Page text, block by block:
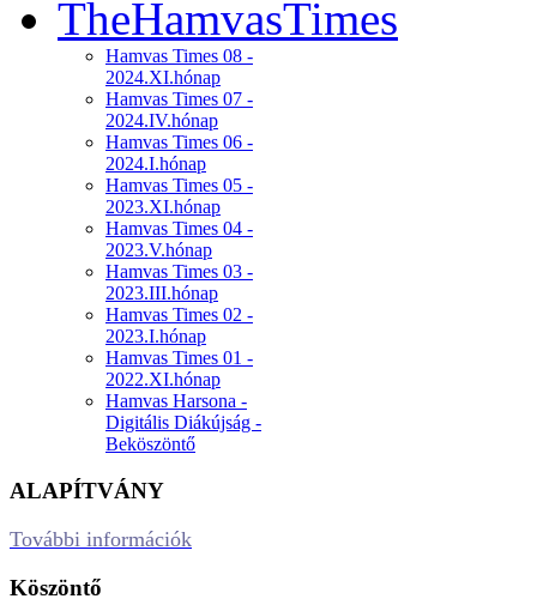
TheHamvasTimes
Hamvas Times 08 -
2024.XI.hónap
Hamvas Times 07 -
2024.IV.hónap
Hamvas Times 06 -
2024.I.hónap
Hamvas Times 05 -
2023.XI.hónap
Hamvas Times 04 -
2023.V.hónap
Hamvas Times 03 -
2023.III.hónap
Hamvas Times 02 -
2023.I.hónap
Hamvas Times 01 -
2022.XI.hónap
Hamvas Harsona -
Digitális Diákújság -
Beköszöntő
ALAPÍTVÁNY
További információk
Köszöntő